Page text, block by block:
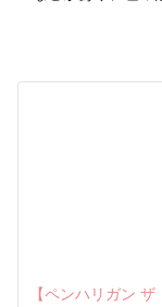
【ペンハリガン